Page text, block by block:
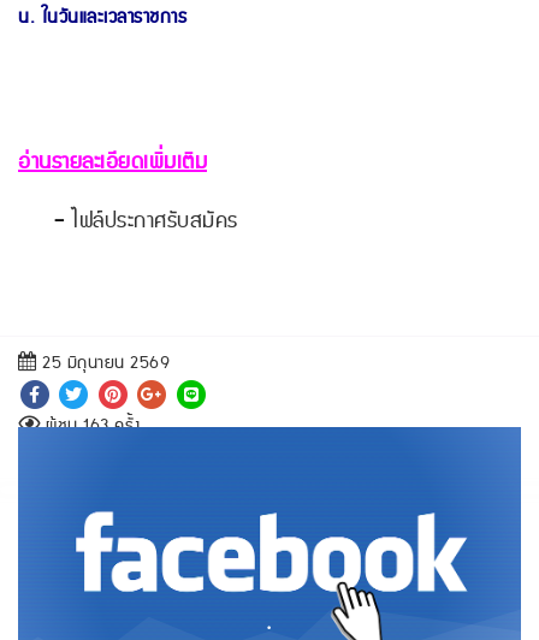
น. ในวันและเวลาราชการ
อ่านรายละเอียดเพิ่มเติม
-ไฟล์ประกาศรับสมัคร
25 มิถุนายน 2569
ผู้ชม 163 ครั้ง
.